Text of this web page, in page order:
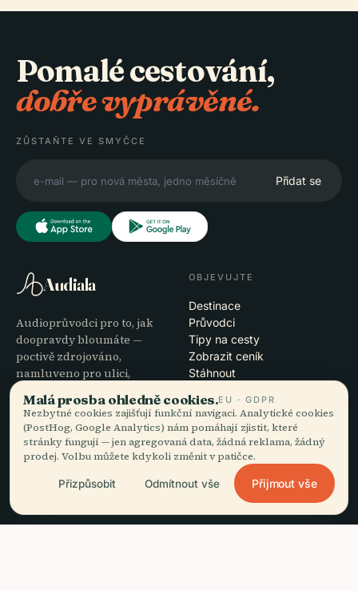
Pomalé cestování,
dobře vyprávěné.
ZŮSTAŇTE VE SMYČCE
Přidat se
Audiala
Audioprůvodci pro to, jak
doopravdy bloumáte —
poctivě zdrojováno,
namluveno pro ulici,
OBJEVUJTE
Destinace
Průvodci
Tipy na cesty
Zobrazit ceník
Stáhnout
SPOLEČNOST
O nás
NÁPOVĚDA
Podpora
Řešení potíží s aplikací
Kontakt
Staňte se partnerem
Malá prosba ohledně cookies.EU · GDPR
Nezbytné cookies zajišťují funkční navigaci. Analytické cookies
(PostHog, Google Analytics) nám pomáhají zjistit, které
stránky fungují — jen agregovaná data, žádná reklama, žádný
prodej. Volbu můžete kdykoli změnit v patičce.
Přizpůsobit Odmítnout vše Přijmout vše